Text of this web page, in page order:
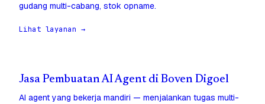
gudang multi-cabang, stok opname.
Lihat layanan →
Jasa Pembuatan AI Agent di Boven Digoel
AI agent yang bekerja mandiri — menjalankan tugas multi-